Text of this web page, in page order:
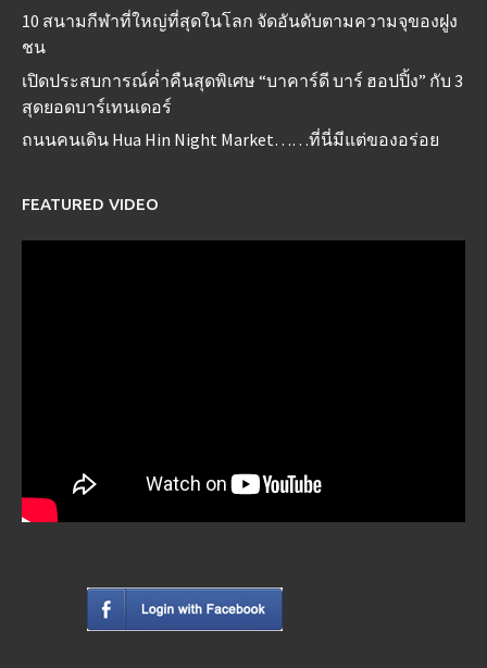
10 สนามกีฬาที่ใหญ่ที่สุดในโลก จัดอันดับตามความจุของฝูง
ชน
เปิดประสบการณ์ค่ำคืนสุดพิเศษ “บาคาร์ดี บาร์ ฮอปปิ้ง” กับ 3
สุดยอดบาร์เทนเดอร์
ถนนคนเดิน Hua Hin Night Market……ที่นี่มีแต่ของอร่อย
FEATURED VIDEO